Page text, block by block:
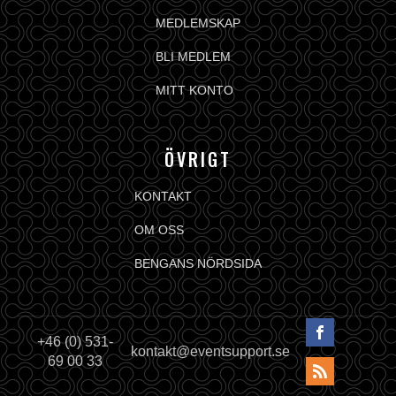
MEDLEMSKAP
BLI MEDLEM
MITT KONTO
ÖVRIGT
KONTAKT
OM OSS
BENGANS NÖRDSIDA
+46 (0) 531-
69 00 33
kontakt@eventsupport.se